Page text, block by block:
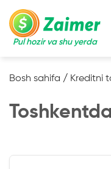
Pul hozir va shu yerda
Bosh sahifa / Kreditni